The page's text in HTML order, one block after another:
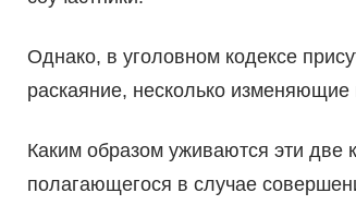
Однако, в уголовном кодексе
раскаяние, несколько изменяющие
Каким образом уживаются эти две
полагающегося в случае